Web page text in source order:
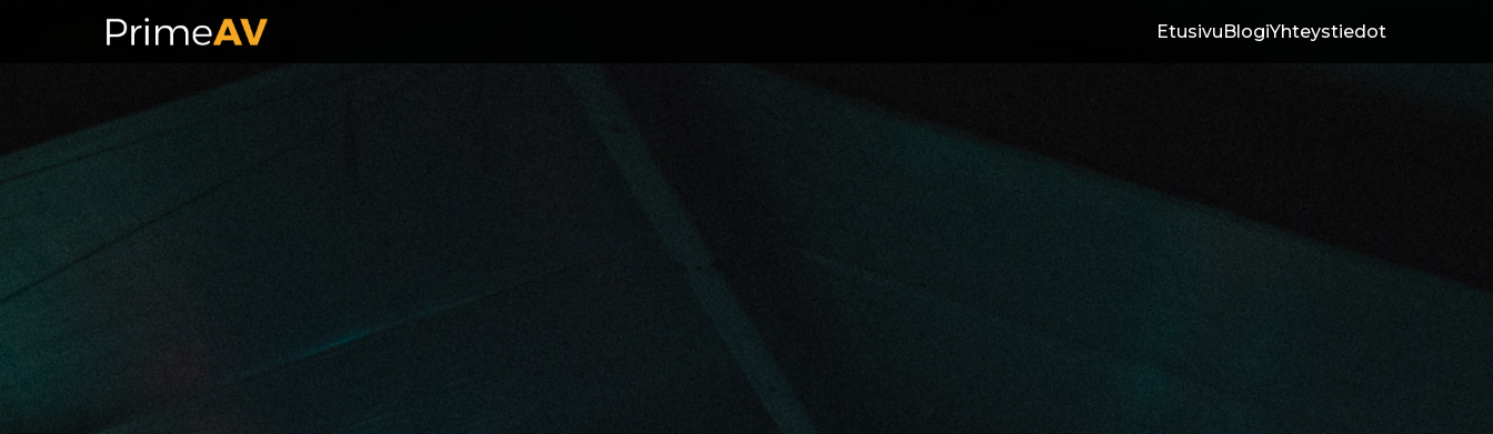
EtusivuBlogiYhteystiedot